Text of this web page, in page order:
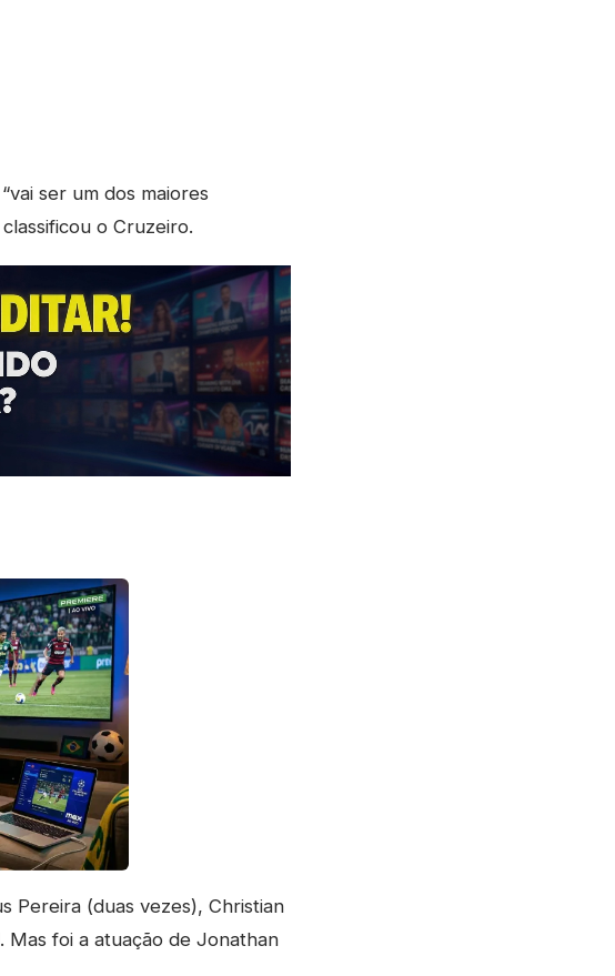
ser um dos maiores
o Cruzeiro.
Pereira (duas vezes), Christian
Mas foi a atuação de Jonathan